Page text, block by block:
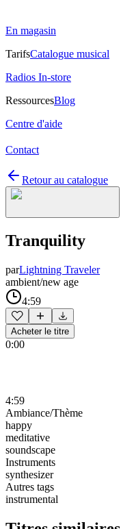
En magasin
TarifsCatalogue musical
Radios In-store
RessourcesBlog
Centre d'aide
Contact
Retour au catalogue
Tranquility
parLightning Traveler
ambient/new age
4:59
Acheter le titre
0:00
4:59
Ambiance/Thème
happy
meditative
soundscape
Instruments
synthesizer
Autres tags
instrumental